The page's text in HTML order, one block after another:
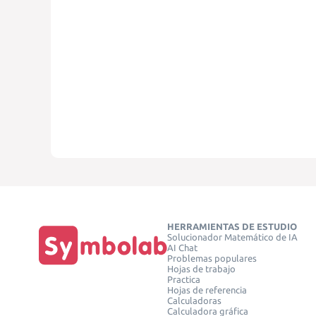
HERRAMIENTAS DE ESTUDIO
Solucionador Matemático de IA
AI Chat
Problemas populares
Hojas de trabajo
Practica
Hojas de referencia
Calculadoras
Calculadora gráfica